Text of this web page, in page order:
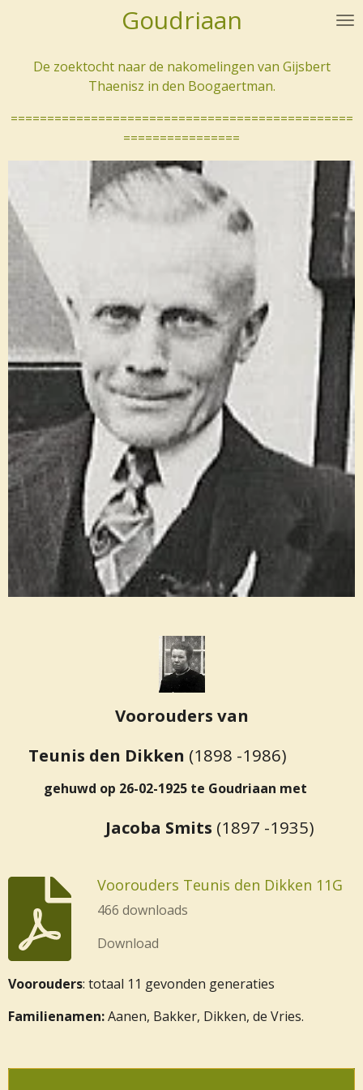
Goudriaan
De zoektocht naar de nakomelingen van Gijsbert
Thaenisz in den Boogaertman.
===============================================
================
Voorouders van
Teunis den Dikken (1898 -1986)
gehuwd op 26-02-1925 te Goudriaan met
Jacoba Smits (1897 -1935)
Voorouders Teunis den Dikken 11G
466 downloads
Download
Voorouders: totaal 11 gevonden generaties
Familienamen:Aanen, Bakker, Dikken, de Vries.